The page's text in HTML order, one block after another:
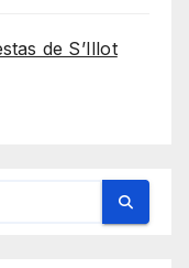
de S’Illot